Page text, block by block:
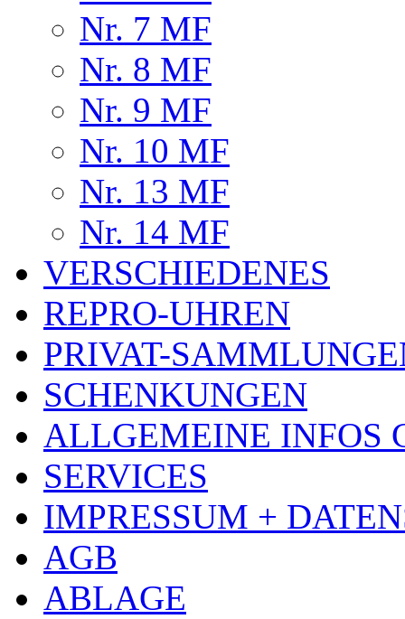
Nr. 7 MF
Nr. 8 MF
Nr. 9 MF
Nr. 10 MF
Nr. 13 MF
Nr. 14 MF
VERSCHIEDENES
REPRO-UHREN
PRIVAT-
SCHENKUNGEN
ALLGEMEINE INFOS
SERVICES
IMPRESSUM +
AGB
ABLAGE